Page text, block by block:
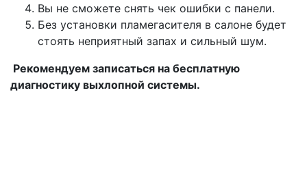
Вы не сможете снять чек ошибки с панели.
Без установки пламегасителя в салоне будет
стоять неприятный запах и сильный шум.
Рекомендуем записаться на бесплатную
диагностику выхлопной системы.